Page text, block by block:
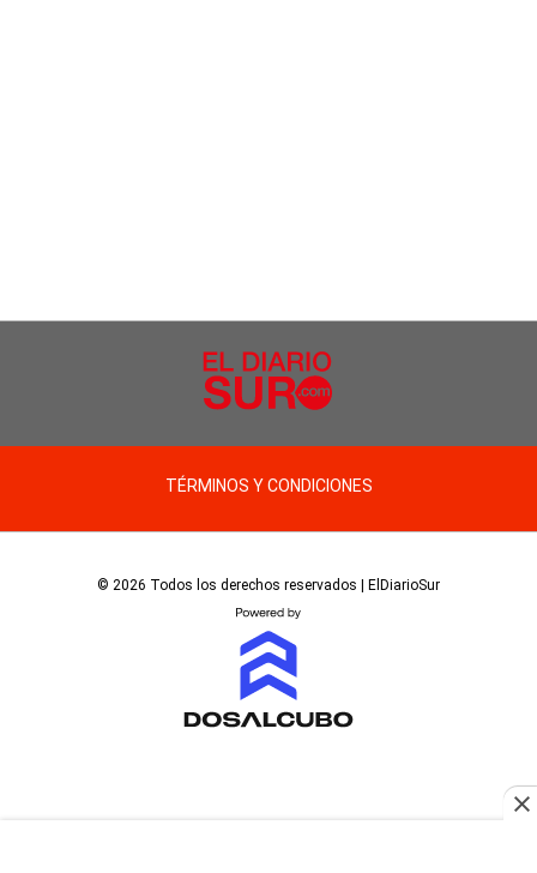
TÉRMINOS Y CONDICIONES
© 2026 Todos los derechos reservados | ElDiarioSur